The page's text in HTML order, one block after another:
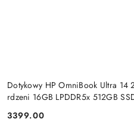
Dotykowy HP OmniBook Ultra 14
rdzeni 16GB LPDDR5x 512GB
Cena:
3399.00